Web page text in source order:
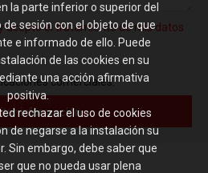
acepto el tratamiento de mis datos
comerciales.
información
la parte inferior o superior del
sesión con el objeto de que
e informado de ello. Puede
de las cookies en su
una acción afirmativa
positiva.
rechazar el uso de cookies
de negarse a la instalación su
Sin embargo, debe saber que
que no pueda usar plena